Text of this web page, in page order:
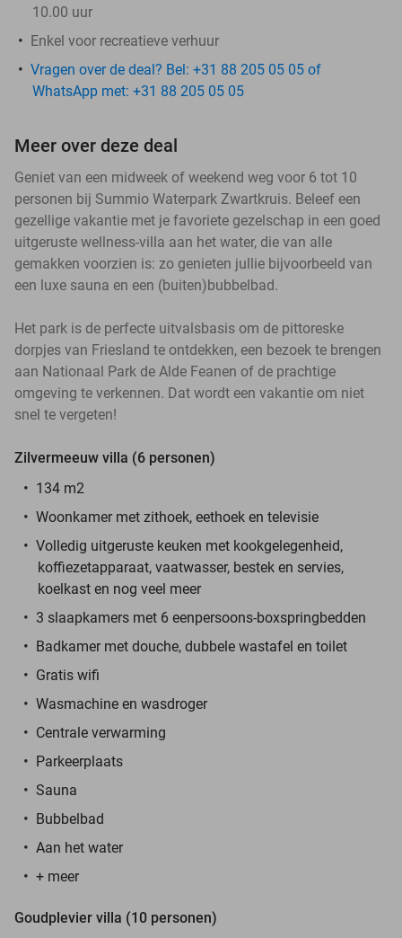
10.00 uur
Enkel voor recreatieve verhuur
Vragen over de deal? Bel: +31 88 205 05 05 of
WhatsApp met: +31 88 205 05 05
Meer over deze deal
Geniet van een midweek of weekend weg voor 6 tot 10
personen bij Summio Waterpark Zwartkruis. Beleef een
gezellige vakantie met je favoriete gezelschap in een goed
uitgeruste wellness-villa aan het water, die van alle
gemakken voorzien is: zo genieten jullie bijvoorbeeld van
een luxe sauna en een (buiten)bubbelbad.
Het park is de perfecte uitvalsbasis om de pittoreske
dorpjes van Friesland te ontdekken, een bezoek te brengen
aan Nationaal Park de Alde Feanen of de prachtige
omgeving te verkennen. Dat wordt een vakantie om niet
snel te vergeten!
Zilvermeeuw villa (6 personen)
134 m2
Woonkamer met zithoek, eethoek en televisie
Volledig uitgeruste keuken met kookgelegenheid,
koffiezetapparaat, vaatwasser, bestek en servies,
koelkast en nog veel meer
3 slaapkamers met 6 eenpersoons-boxspringbedden
Badkamer met douche, dubbele wastafel en toilet
Gratis wifi
Wasmachine en wasdroger
Centrale verwarming
Parkeerplaats
Sauna
Bubbelbad
Aan het water
+ meer
Goudplevier villa (10 personen)